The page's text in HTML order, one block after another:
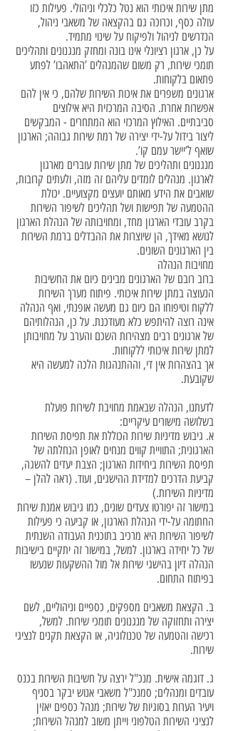
מתן שירות איכותי הוא נטל כלכלי וניהולי. פעילות כזו
עולה כסף, וכרוכה גם בהקצאה של משאבי ניהול,
הנדרשים לניהול ולפיקוח על שינוי מתמיד.
על כן, ארגון רציונלי אינו בונה ומחזק מנגנונים ותהליכים
תומכי שירות, רק משום שהמנהלים ’התאהבו’ לפתע
פתאום בלקוחות.
ארגונים משפרים את איכות השירות שלהם, כי אין להם
אפשרות אחרת. הסיבה המרכזית היא אילוצים
סביבתיים. האילוץ המרכזי הוא המתחרים - המבקשים
ליצור בידול על-ידי יצירה של רמת שירות גבוהה; הארגון
שואף ל’יישר עמם קו’.
מנגנונים ותהליכים של מתן שירות עוברים מארגון
לארגון. מנהלים לומדים עליהם זה מזה, ולעתים קרובות,
שואבים את הידע מאותם יועצים מקצועיים. יכולת
ההטמעה של תפישות ושל תהליכים לשיפור השירות
בקרב עובדי הארגון מחד, ומחויבותה של הנהלת הארגון
לנושא מאידך, הן שיוצרות את ההבדלים ברמת השירות
בין הארגונים השונים.
מחויבות הנהלה
ברוב רובם של הארגונים מבינים כיום את החשיבות
הנעוצה במתן שירות איכותי. פיתוח מערך השירות
ללקוח וטיפוחו הם כיום גם מעשה אופנתי, ואף הנהלה
אינה רוצה להיתפש כלא מעודכנת. על כן, הנהלותיהם
של ארגונים רבים מצהירות השכם והערב על מחויבותן
למתן שירות איכותי ללקוחות.
אך בהצהרות אין די, וההתנהגות הלכה למעשה היא
שקובעת.
לדעתנו, הנהלה שבאמת מחויבת לשירות פועלת
בשלושה מישורים עיקריים:
א. גיבוש מדיניות שירות הכוללת את תפיסת השירות
הארגונית; התוויית קווים מנחים לאופן הנחלתה של
תפיסת השירות ביחידות הארגון; הצבת יעדים להשגה,
קביעת הדרכים למדידת ההישגים, ועוד. (ראה להלן –
מדיניות השירות.)
במישור זה יפורטו צעדים שונים, כמו גיבוש אמנת שירות
החתומה על-ידי הנהלת הארגון, או קביעה כי פעילות
לשיפור השירות היא מרכיב בתוכנית העבודה השנתית
של כל יחידה בארגון. למשל, במישור זה יתקיים בישיבות
הנהלה דיון בהישגי שירות אל מול ההשקעות שנעשו
בפיתוח התחום.
ב. הקצאת משאבים מספקים, כספיים וניהוליים, לשם
יצירה ותחזוקה של מנגנונים תומכי שירות. למשל,
רכישה והטמעה של טכנולוגיה, או הקצאת תקנים לנציגי
שירות.
ג. דוגמה אישית. מנכ"ל ירצה על חשיבות השירות בכנס
עובדים ומנהלים; סמנכ"ל משאבי אנוש יבקר בסניף
ויעיר הערות בסוגיות של שירות; מנהל כספים יאזין
לנציגי השירות הטלפוני וייתן משוב למנהל השירות;